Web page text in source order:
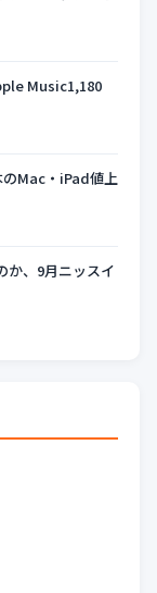
Music1,180
Mac・iPad値上
か、9月ニッスイ